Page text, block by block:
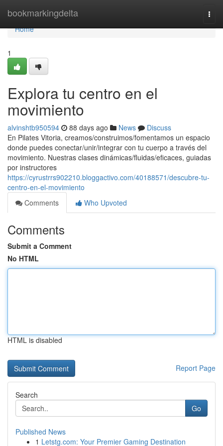
bookmarkingdelta
Home
Home
1
Explora tu centro en el
movimiento
alvinshtb950594 88 days ago News
Discuss
En Pilates Vitoria, creamos/construimos/fomentamos un espacio
donde puedes conectar/unir/integrar con tu cuerpo a través del
movimiento. Nuestras clases dinámicas/fluidas/eficaces, guiadas
por instructores
https://cyrustrrs902210.bloggactivo.com/40188571/descubre-tu-
centro-en-el-movimiento
Comments
Who Upvoted
Comments
Submit a Comment
No HTML
HTML is disabled
Report Page
Search
Go
Published News
1 Letstg.com: Your Premier Gaming Destination